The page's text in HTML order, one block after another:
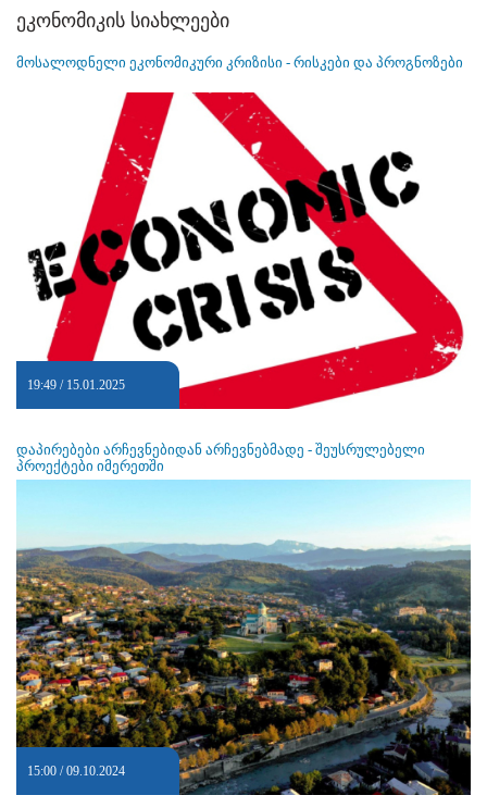
ეკონომიკის სიახლეები
მოსალოდნელი ეკონომიკური კრიზისი - რისკები და პროგნოზები
19:49 / 15.01.2025
დაპირებები არჩევნებიდან არჩევნებმადე - შეუსრულებელი
პროექტები იმერეთში
15:00 / 09.10.2024